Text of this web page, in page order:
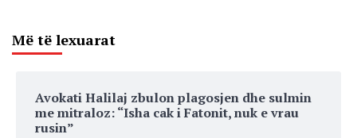
Më të lexuarat
Avokati Halilaj zbulon plagosjen dhe sulmin
me mitraloz: “Isha cak i Fatonit, nuk e vrau
rusin”